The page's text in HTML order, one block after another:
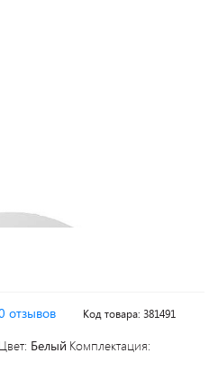
отзывов Код товара: 381491
Цвет: Белый Комплектация: